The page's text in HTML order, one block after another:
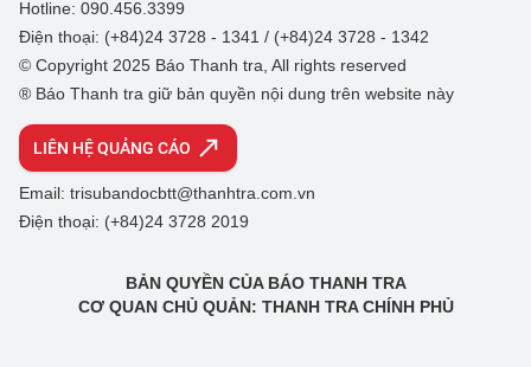
Hotline: 090.456.3399
Điện thoại: (+84)24 3728 - 1341 / (+84)24 3728 - 1342
© Copyright 2025 Báo Thanh tra, All rights reserved
® Báo Thanh tra giữ bản quyền nội dung trên website này
LIÊN HỆ QUẢNG CÁO
Email: trisubandocbtt@thanhtra.com.vn
Điện thoại: (+84)24 3728 2019
BẢN QUYỀN CỦA BÁO THANH TRA
CƠ QUAN CHỦ QUẢN: THANH TRA CHÍNH PHỦ